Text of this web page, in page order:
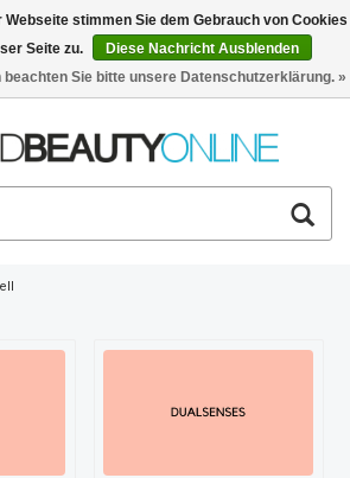
Deutsch €
Webseite stimmen Sie dem Gebrauch von Cookies
Seite zu.
Diese Nachricht Ausblenden
Sie bitte unsere Datenschutzerklärung. »